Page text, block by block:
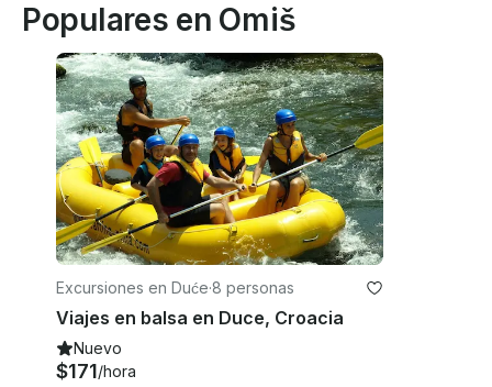
Populares en Omiš
Excursiones en Duće·8 personas
Viajes en balsa en Duce, Croacia
Nuevo
$171/hora